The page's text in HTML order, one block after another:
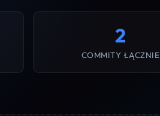
2
COMMITY ŁĄCZNIE